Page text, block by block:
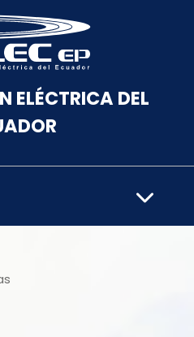
herramientas
ELÉCTRICA DEL